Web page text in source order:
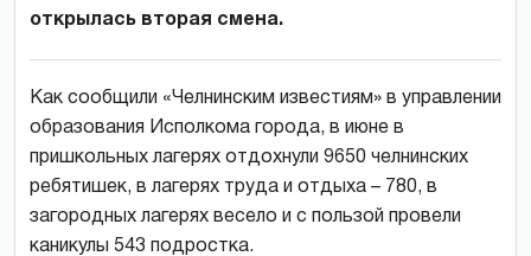
открылась вторая смена.
Как сообщили «Челнинским известиям» в управлении
образования Исполкома города, в июне в
пришкольных лагерях отдохнули 9650 челнинских
ребятишек, в лагерях труда и отдыха – 780, в
загородных лагерях весело и с пользой провели
каникулы 543 подростка.